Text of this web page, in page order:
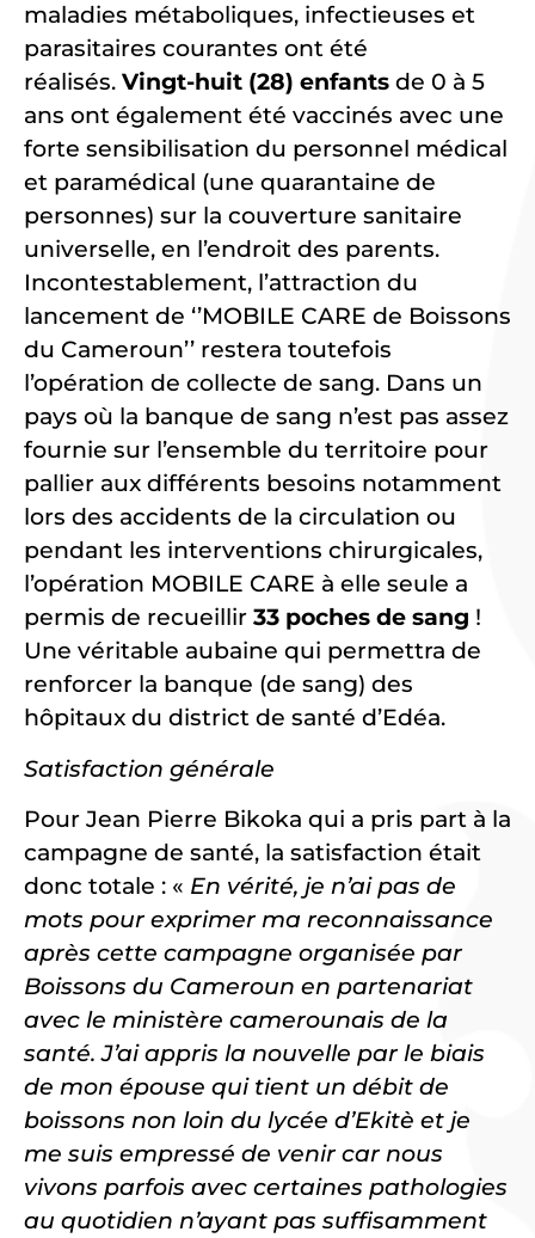
maladies métaboliques, infectieuses et
parasitaires courantes ont été
réalisés. Vingt-huit (28) enfants de 0 à 5
ans ont également été vaccinés avec une
forte sensibilisation du personnel médical
et paramédical (une quarantaine de
personnes) sur la couverture sanitaire
universelle, en l’endroit des parents.
Incontestablement, l’attraction du
lancement de ‘’MOBILE CARE de Boissons
du Cameroun’’ restera toutefois
l’opération de collecte de sang. Dans un
pays où la banque de sang n’est pas assez
fournie sur l’ensemble du territoire pour
pallier aux différents besoins notamment
lors des accidents de la circulation ou
pendant les interventions chirurgicales,
l’opération MOBILE CARE à elle seule a
permis de recueillir 33 poches de sang !
Une véritable aubaine qui permettra de
renforcer la banque (de sang) des
hôpitaux du district de santé d’Edéa.
Satisfaction générale
Pour Jean Pierre Bikoka qui a pris part à la
campagne de santé, la satisfaction était
donc totale : « En vérité, je n’ai pas de
mots pour exprimer ma reconnaissance
après cette campagne organisée par
Boissons du Cameroun en partenariat
avec le ministère camerounais de la
santé. J’ai appris la nouvelle par le biais
de mon épouse qui tient un débit de
boissons non loin du lycée d’Ekitè et je
me suis empressé de venir car nous
vivons parfois avec certaines pathologies
au quotidien n’ayant pas suffisamment